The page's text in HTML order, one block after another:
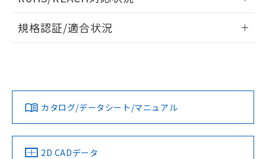
タイムチャート
A: 30mm以上、B: 20mm以上
ログイン/会員登録
ダウンロードデータをご利用いただく前に、以下を必ずお読
みください。
ソフトウェアの使用条件
EU RoHS 注意事項・凡例
対応済み
中国 RoHS 注意事項・凡例
規格認証/適合状況
LR型式承認
（イギリス
船舶規格）
DNV型式承認
（ノルウェー
BV型式承認
（フランス
KR型式
（韓国
カタログ/データシート/マニュアル
2D CADデータ